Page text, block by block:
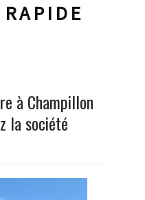
à Champillon
la société